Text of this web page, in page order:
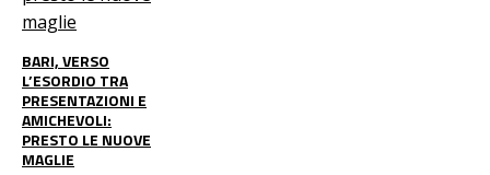
BARI, VERSO
L’ESORDIO TRA
PRESENTAZIONI E
AMICHEVOLI:
PRESTO LE NUOVE
MAGLIE